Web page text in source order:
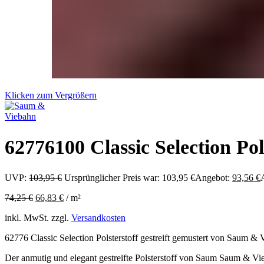
Klicken zum Vergrößern
62776100 Classic Selection
UVP: 103,95€ Ursprünglicher Preis war: 103,95 €Angebot: 93,56 €
74,25€ 66,83 € /m²
inkl. MwSt. zzgl. Versandkosten
62776 Classic Selection Polsterstoff gestreift gemustert von Saum &
Der anmutig und elegant gestreifte Polsterstoff von Saum Saum &